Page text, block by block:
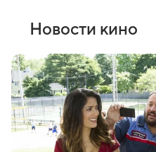
Новости кино